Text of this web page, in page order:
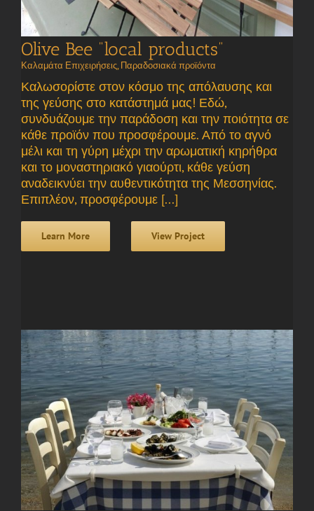
Olive Bee “local products”
Καλαμάτα Επιχειρήσεις, Παραδοσιακά προϊόντα
Καλωσορίστε στον κόσμο της απόλαυσης και
της γεύσης στο κατάστημά μας! Εδώ,
συνδυάζουμε την παράδοση και την ποιότητα σε
κάθε προϊόν που προσφέρουμε. Από το αγνό
μέλι και τη γύρη μέχρι την αρωματική κηρήθρα
και το μοναστηριακό γιαούρτι, κάθε γεύση
αναδεικνύει την αυθεντικότητα της Μεσσηνίας.
Επιπλέον, προσφέρουμε [...]
Learn More View Project